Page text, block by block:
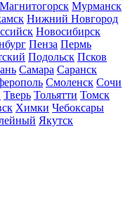
Магнитогорск Мурманск
Нижний Новгород
Новосибирск
Пенза Пермь
Подольск Псков
Самара Саранск
Смоленск Сочи
Тверь Тольятти Томск
Химки Чебоксары
Якутск